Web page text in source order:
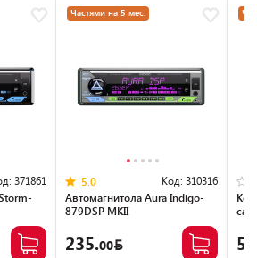
371861
Частями на 5 мес.
5.0 Код: 310316
Автомагнитола Aura Indigo-
879DSP MKII
235.00